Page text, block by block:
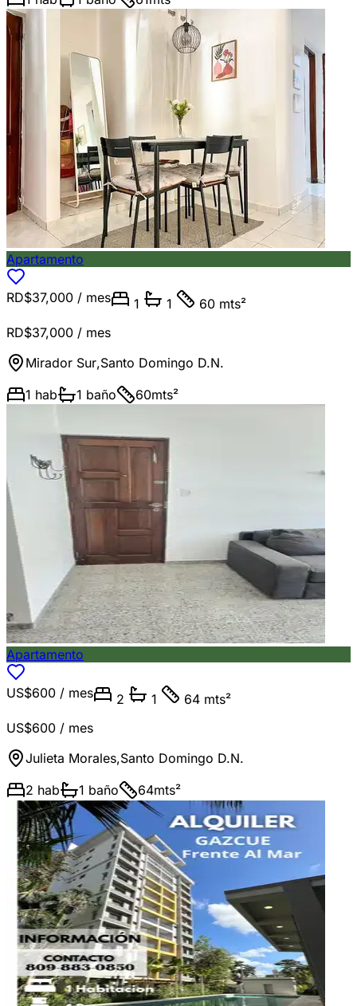
Apartamento
RD$37,000 / mes 1 1
60 mts²
RD$37,000 / mes
Mirador Sur,Santo Domingo D.N.
1 hab 1 baño 60mts²
Apartamento
US$600 / mes 2 1
64 mts²
US$600 / mes
Julieta Morales,Santo Domingo D.N.
2 hab 1 baño 64mts²